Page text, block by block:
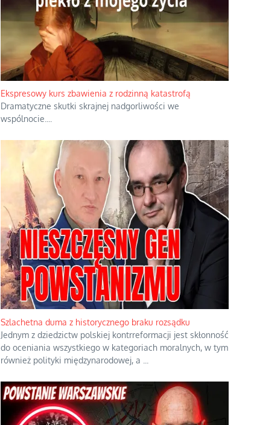
Ekspresowy kurs zbawienia z rodzinną katastrofą
Dramatyczne skutki skrajnej nadgorliwości we
wspólnocie.
Szlachetna duma z historycznego braku rozsądku
Jednym z dziedzictw polskiej kontrreformacji jest skłonność
do oceniania wszystkiego w kategoriach moralnych, w tym
również polityki międzynarodowej, a